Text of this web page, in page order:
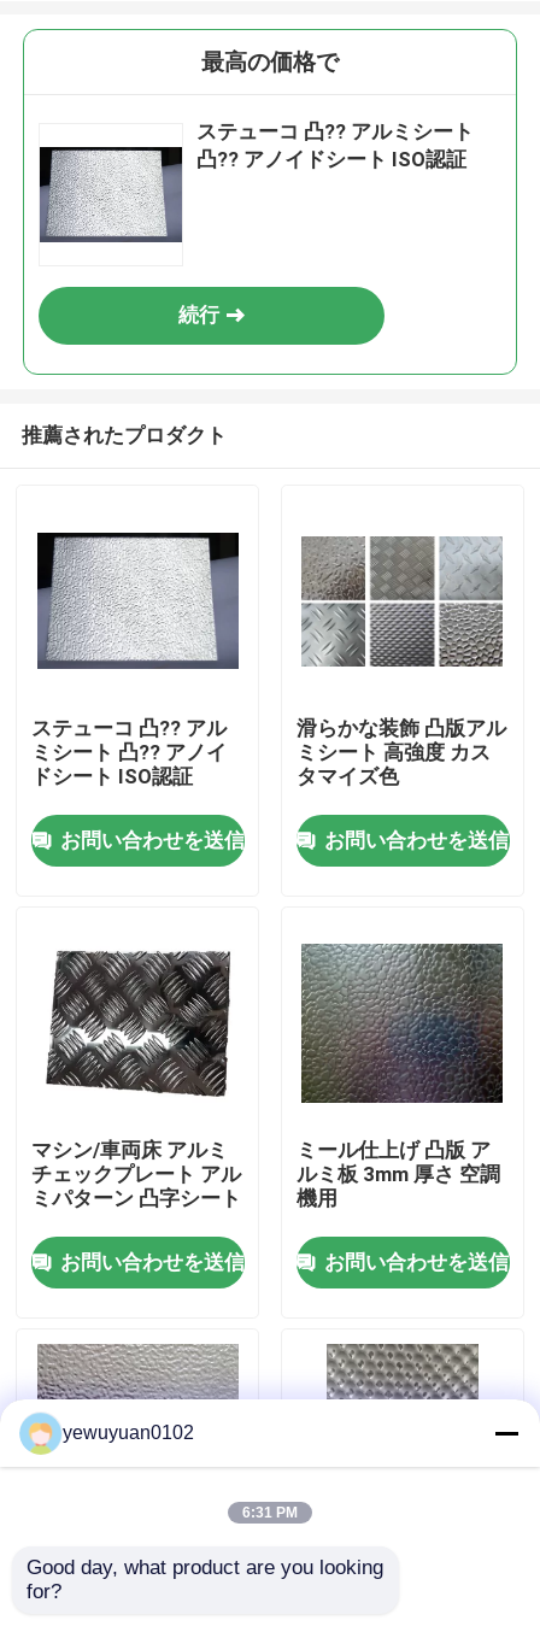
プロダクト
ビデオ
VRショー
私達について
品質管理
私達に連絡しなさい
最高の価格で
ステューコ 凸?? アルミシート
凸?? アノイドシート ISO認証
続行
推薦されたプロダクト
ステューコ 凸?? アル
ミシート 凸?? アノイ
ドシート ISO認証
お問い合わせを送信
滑らかな装飾 凸版アル
ミシート 高強度 カス
タマイズ色
お問い合わせを送信
マシン/車両床 アルミ
チェックプレート アル
ミパターン 凸字シート
お問い合わせを送信
ミール仕上げ 凸版 ア
ルミ板 3mm 厚さ 空調
機用
お問い合わせを送信
3mm ステューコ 彫刻
されたアルミシート 金
3003 H14 エンボス加
yewuyuan0102
6:31 PM
Good day, what product are you looking
for?